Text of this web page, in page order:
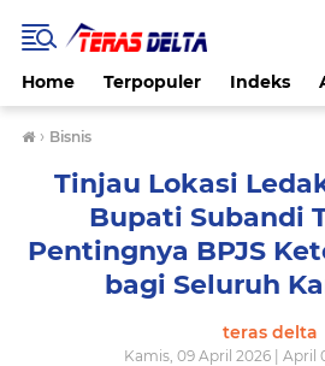
Home Terpopuler Indeks
› Bisnis
Tinjau Lokasi
Bupati Subandi
Pentingnya BPJS
bagi Seluruh
teras delta
Kamis, 09 April 2026 | April